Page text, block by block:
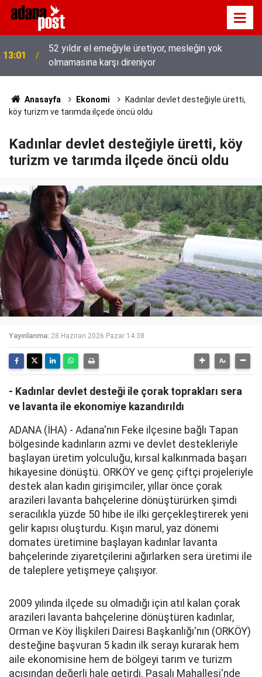
12:53
Hava 40, asfalt 200 derece: Adana’da işçilerin zorlu
mesaisi
Anasayfa Ekonomi
Kadınlar devlet desteğiyle üretti,
köy turizm ve tarımda ilçede öncü oldu
Kadınlar devlet desteğiyle üretti, köy
turizm ve tarımda ilçede öncü oldu
Yayınlanma: 28 Haziran 2026 Pazar 14:38
- Kadınlar devlet desteği ile çorak toprakları sera
ve lavanta ile ekonomiye kazandırıldı
ADANA (İHA) - Adana'nın Feke ilçesine bağlı Tapan
bölgesinde kadınların azmi ve devlet destekleriyle
başlayan üretim yolculuğu, kırsal kalkınmada başarı
hikayesine dönüştü. ORKÖY ve genç çiftçi projeleriyle
destek alan kadın girişimciler, yıllar önce çorak
arazileri lavanta bahçelerine dönüştürürken şimdi
seracılıkla yüzde 50 hibe ile ilki gerçekleştirerek yeni
gelir kapısı oluşturdu. Kışın marul, yaz dönemi
domates üretimine başlayan kadınlar lavanta
bahçelerinde ziyaretçilerini ağırlarken sera üretimi ile
de taleplere yetişmeye çalışıyor.
2009 yılında ilçede su olmadığı için atıl kalan çorak
arazileri lavanta bahçelerine dönüştüren kadınlar,
Orman ve Köy İlişkileri Dairesi Başkanlığı'nın (ORKÖY)
desteğine başvuran 5 kadın ilk serayı kurarak hem
aile ekonomisine hem de bölgeyi tarım ve turizm
açısından değerli hale getirdi. Paşalı Mahallesi'nde